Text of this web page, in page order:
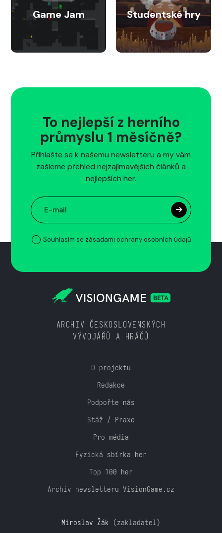
Game Jam Studentské hry
To nejlepší z herního
průmyslu 1 měsíčně?
Přihlašte se k našemu newsletteru a my vám
zašleme přehled nejzajímavějších článků a
nejlepších her.
Souhlasím se zásadami ochrany osobních údajů
ARCHIV ČESKOSLOVENSKÝCH
VÝVOJÁŘŮ A HRÁČŮ
O projektu
Redakce
Podpořte nás
Stáž / Praxe
Pro média
Fyzická sbírka her
Top 100 her
Archiv newsletteru VisionGame.cz
Miroslav Žák (zakladatel)